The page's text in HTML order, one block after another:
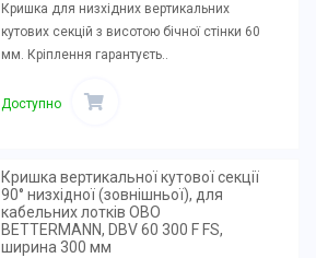
Кришка для низхідних вертикальних
кутових секцій з висотою бічної стінки 60
мм. Кріплення гарантуєть..
Доступно
Кришка вертикальної кутової секції
90° низхідної (зовнішньої), для
кабельних лотків OBO
BETTERMANN, DBV 60 300 F FS,
ширина 300 мм